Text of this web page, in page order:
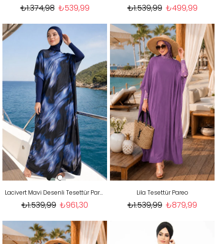
₺539,99
₺1.374,98 ₺499,99
₺1.539,99
Lacivert Mavi Desenli Tesettür Pareo
₺961,30
₺1.539,99
Lila Tesettür Pareo
₺879,99
₺1.539,99